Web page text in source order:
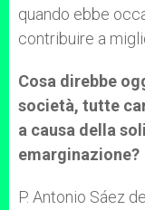
quando ebbe
contribuire a
Cosa direbbe
società, tutte
a causa della
emarginazione?
P. Antonio Sáez